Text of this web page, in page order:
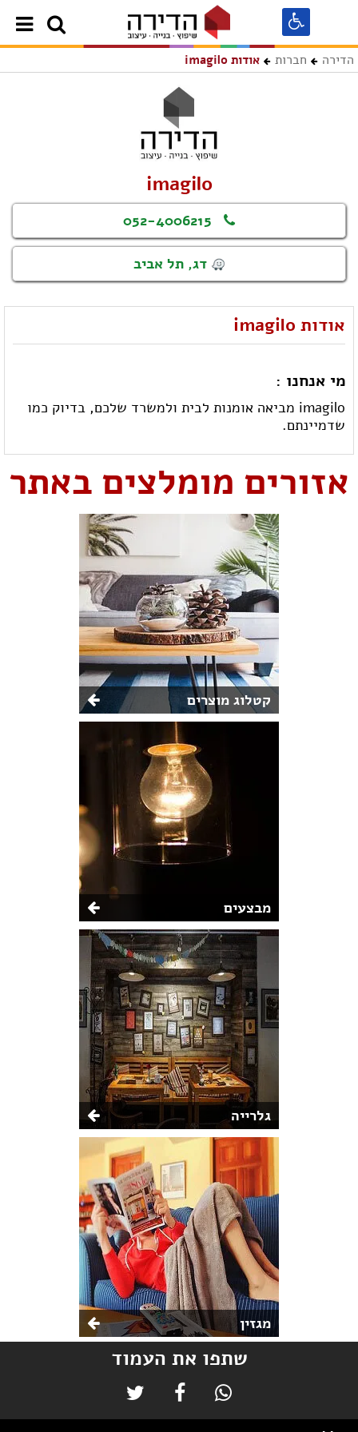
הדירה חברות אודות imagilo
imagilo
052-4006215
דג, תל אביב
אודות imagilo
מי אנחנו :
imagilo מביאה אומנות לבית ולמשרד שלכם, בדיוק כמו
שדמיינתם.
אזורים מומלצים באתר
קטלוג מוצרים
מבצעים
גלרייה
מגזין
שתפו את העמוד